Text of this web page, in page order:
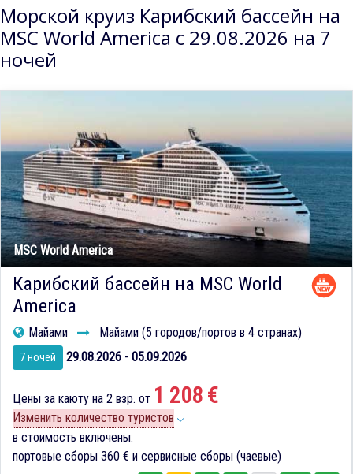
Морской круиз Карибский бассейн на
MSC World America с 29.08.2026 на 7
ночей
MSC World America
Карибский бассейн на MSC World
America
Майами Майами (5 городов/портов в 4 странах)
7 ночей 29.08.2026 - 05.09.2026
Цены за каюту на 2 взр. от 1 208 €
Изменить количество туристов
в стоимость включены:
портовые сборы 360 € и сервисные сборы (чаевые)